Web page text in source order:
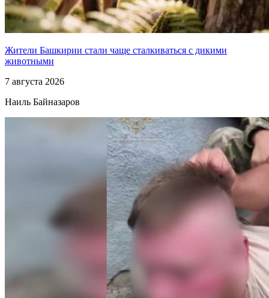
Жители Башкирии стали чаще сталкиваться с дикими
животными
7 августа 2026
Наиль Байназаров